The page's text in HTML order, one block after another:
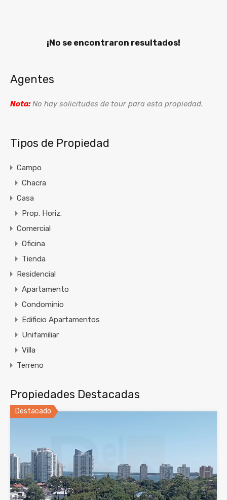
¡No se encontraron resultados!
Agentes
Nota:No hay solicitudes de tour para esta propiedad.
Tipos de Propiedad
Campo
Chacra
Casa
Prop. Horiz.
Comercial
Oficina
Tienda
Residencial
Apartamento
Condominio
Edificio Apartamentos
Unifamiliar
Villa
Terreno
Propiedades Destacadas
Destacado